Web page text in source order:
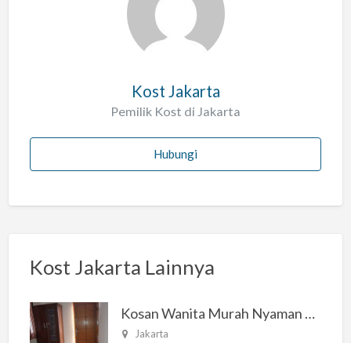
Kost Jakarta
Pemilik Kost di Jakarta
Hubungi
Kost Jakarta Lainnya
Kosan Wanita Murah Nyaman di Jakarta Selatan
Jakarta